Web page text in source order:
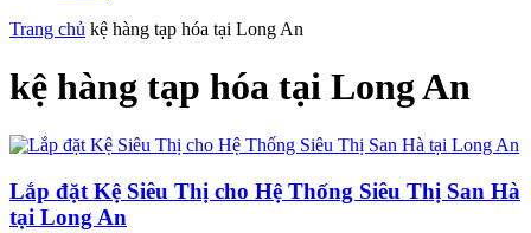
Trang chủ kệ hàng tạp hóa tại Long An
kệ hàng tạp hóa tại Long An
Lắp đặt Kệ Siêu Thị cho Hệ Thống Siêu Thị San Hà
tại Long An